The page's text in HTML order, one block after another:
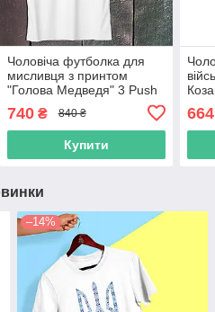
Чоловіча футболка для
мисливця з принтом
"Голова Медведя" 3 Push
740₴ 840 ₴
Купити
664
–14%